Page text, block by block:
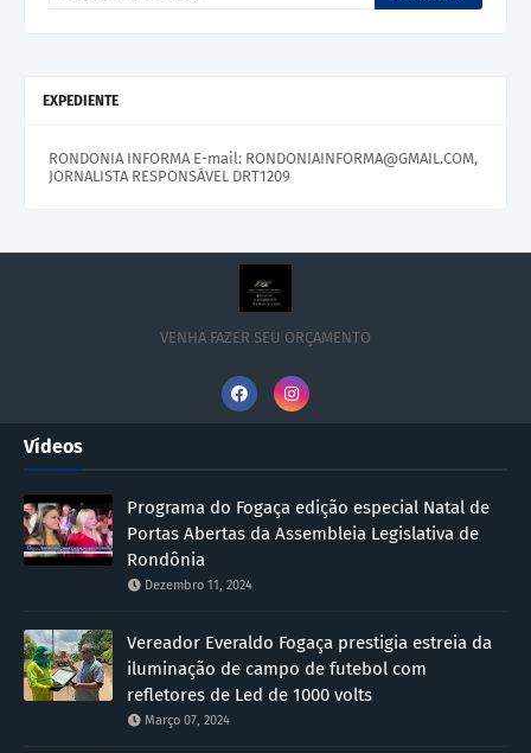
EXPEDIENTE
RONDONIA INFORMA E-mail: RONDONIAINFORMA@GMAIL.COM,
JORNALISTA RESPONSÁVEL DRT1209
VENHA FAZER SEU ORÇAMENTO
Vídeos
Programa do Fogaça edição especial Natal de
Portas Abertas da Assembleia Legislativa de
Rondônia
Dezembro 11, 2024
Vereador Everaldo Fogaça prestigia estreia da
iluminação de campo de futebol com
refletores de Led de 1000 volts
Março 07, 2024